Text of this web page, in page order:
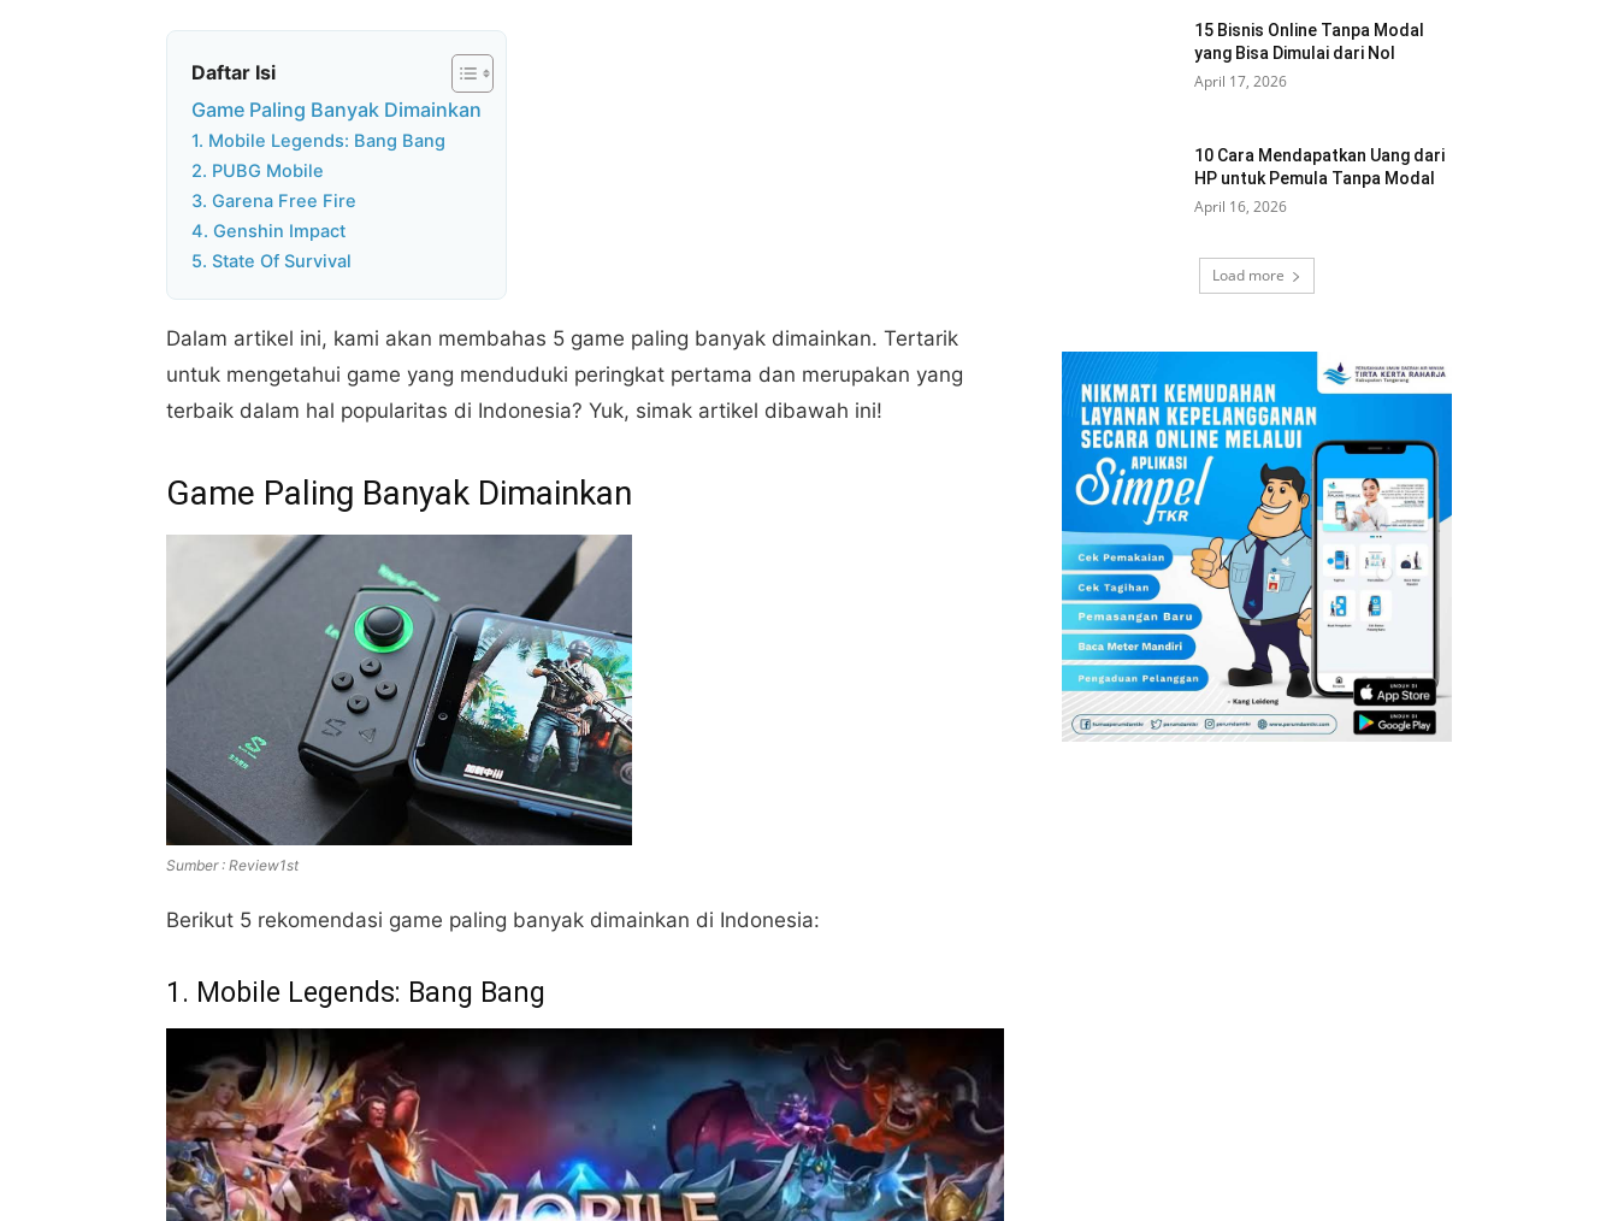
Daftar Isi
Game Paling Banyak Dimainkan
1. Mobile Legends: Bang Bang
2. PUBG Mobile
3. Garena Free Fire
4. Genshin Impact
5. State Of Survival
Dalam artikel ini, kami akan membahas 5 game paling banyak dimainkan. Tertarik
untuk mengetahui game yang menduduki peringkat pertama dan merupakan yang
terbaik dalam hal popularitas di Indonesia? Yuk, simak artikel dibawah ini!
Game Paling Banyak Dimainkan
Sumber : Review1st
Berikut 5 rekomendasi game paling banyak dimainkan di Indonesia:
1. Mobile Legends: Bang Bang
15 Bisnis Online Tanpa Modal
yang Bisa Dimulai dari Nol
April 17, 2026
10 Cara Mendapatkan Uang dari
HP untuk Pemula Tanpa Modal
April 16, 2026
Load more